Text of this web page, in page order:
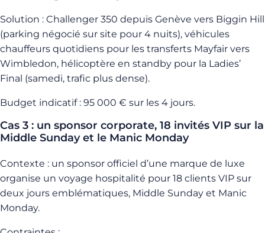
Solution : Challenger 350 depuis Genève vers Biggin Hill
(parking négocié sur site pour 4 nuits), véhicules
chauffeurs quotidiens pour les transferts Mayfair vers
Wimbledon, hélicoptère en standby pour la Ladies’
Final (samedi, trafic plus dense).
Budget indicatif : 95 000 € sur les 4 jours.
Cas 3 : un sponsor corporate, 18 invités VIP sur la
Middle Sunday et le Manic Monday
Contexte : un sponsor officiel d’une marque de luxe
organise un voyage hospitalité pour 18 clients VIP sur
deux jours emblématiques, Middle Sunday et Manic
Monday.